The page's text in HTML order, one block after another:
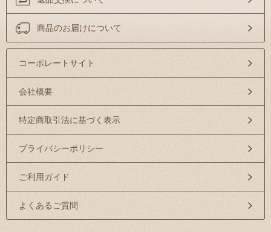
商品のお届けについて
コーポレートサイト
会社概要
特定商取引法に基づく表示
プライバシーポリシー
ご利用ガイド
よくあるご質問